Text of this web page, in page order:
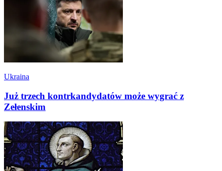
Ukraina
Już trzech kontrkandydatów może wygrać z
Zełenskim